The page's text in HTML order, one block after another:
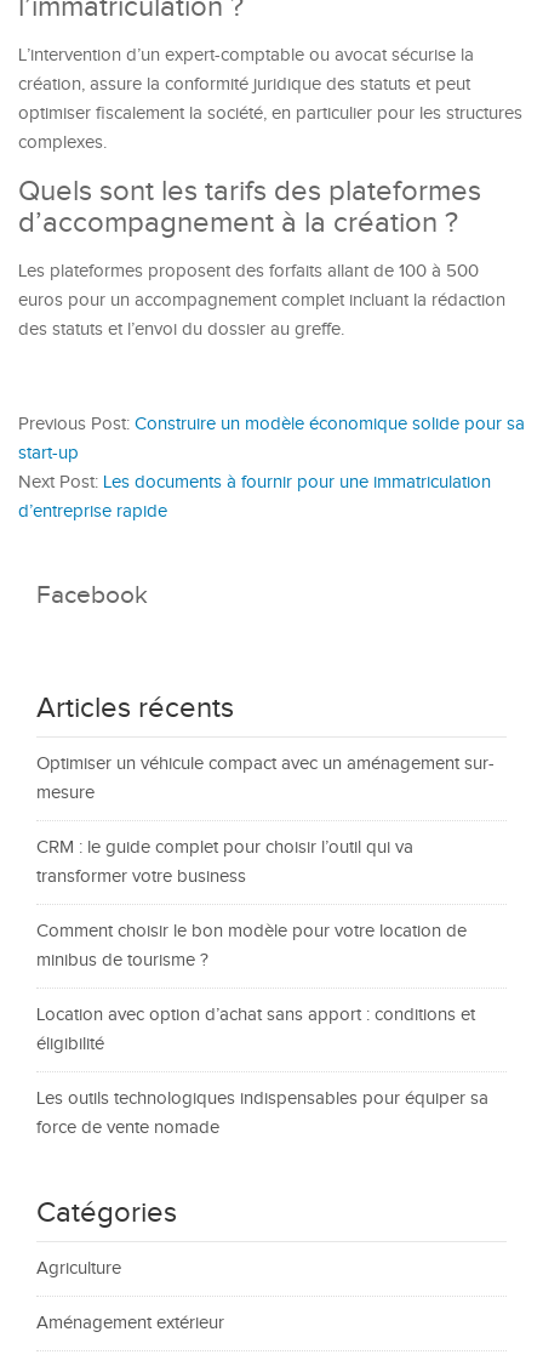
l’immatriculation ?
L’intervention d’un expert-comptable ou avocat sécurise la
création, assure la conformité juridique des statuts et peut
optimiser fiscalement la société, en particulier pour les structures
complexes.
Quels sont les tarifs des plateformes
d’accompagnement à la création ?
Les plateformes proposent des forfaits allant de 100 à 500
euros pour un accompagnement complet incluant la rédaction
des statuts et l’envoi du dossier au greffe.
Previous Post: Construire un modèle économique solide pour sa
start-up
Next Post: Les documents à fournir pour une immatriculation
d’entreprise rapide
Facebook
Articles récents
Optimiser un véhicule compact avec un aménagement sur-
mesure
CRM : le guide complet pour choisir l’outil qui va
transformer votre business
Comment choisir le bon modèle pour votre location de
minibus de tourisme ?
Location avec option d’achat sans apport : conditions et
éligibilité
Les outils technologiques indispensables pour équiper sa
force de vente nomade
Catégories
Agriculture
Aménagement extérieur